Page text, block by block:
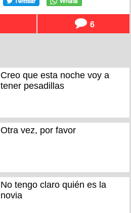
6
Creo que esta noche voy a
tener pesadillas
Otra vez, por favor
No tengo claro quién es la
novia